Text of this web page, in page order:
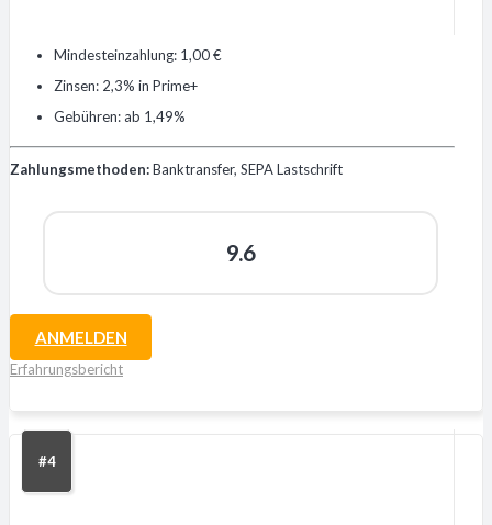
Mindesteinzahlung: 1,00 €
Zinsen: 2,3% in Prime+
Gebühren: ab 1,49%
Zahlungsmethoden:Banktransfer, SEPA Lastschrift
9.6
ANMELDEN
Erfahrungsbericht
#4